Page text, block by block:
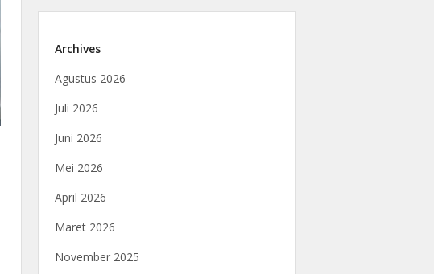
Archives
Agustus 2026
Juli 2026
Juni 2026
Mei 2026
April 2026
Maret 2026
November 2025